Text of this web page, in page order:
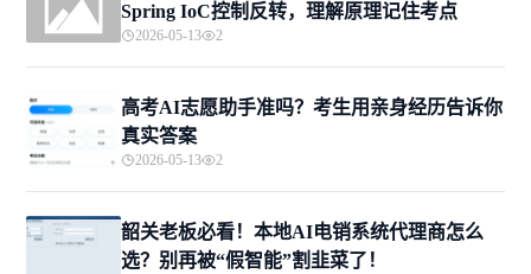
Spring IoC控制反转，理解原理记住考点
2026-05-13 2
高考AI志愿助手准吗？考生用亲身经历告诉你
真实答案
2026-05-13 2
韶关老板必看！本地AI电销系统代理商怎么
选？别再被“假智能”割韭菜了！